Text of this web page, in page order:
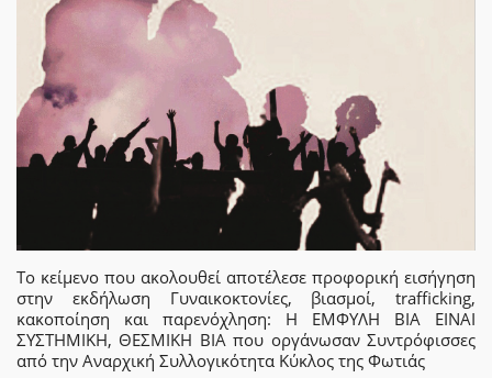
Το κείµενο που ακολουθεί αποτέλεσε προφορική εισήγηση
στην εκδήλωση Γυναικοκτονίες, βιασµοί, trafficking,
κακοποίηση και παρενόχληση: Η ΕΜΦΥΛΗ ΒΙΑ ΕΙΝΑΙ
ΣΥΣΤΗΜΙΚΗ, ΘΕΣΜΙΚΗ ΒΙΑ που οργάνωσαν Συντρόφισσες
από την Αναρχική Συλλογικότητα Κύκλος της Φωτιάς